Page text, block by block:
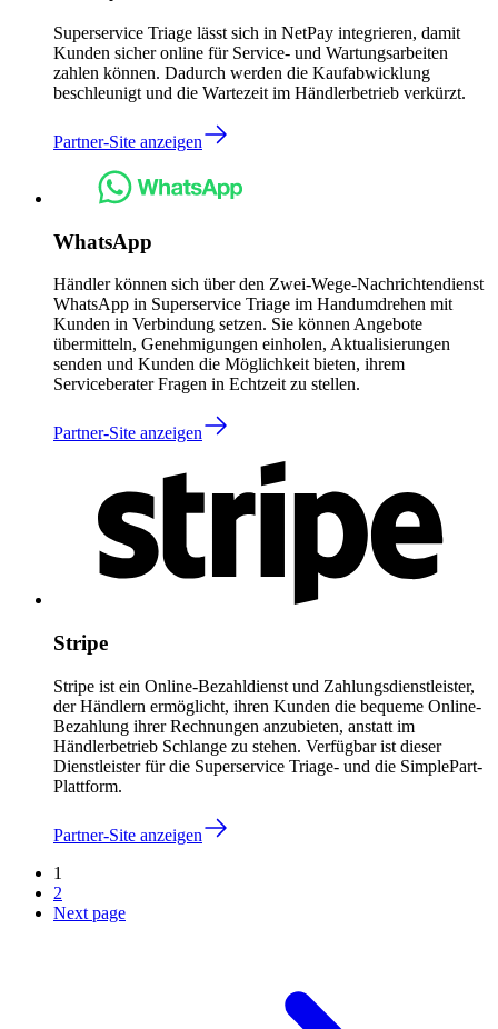
Superservice Triage lässt sich in NetPay integrieren, damit
Kunden sicher online für Service- und Wartungsarbeiten
zahlen können. Dadurch werden die Kaufabwicklung
beschleunigt und die Wartezeit im Händlerbetrieb verkürzt.
Partner-Site anzeigen
WhatsApp
Händler können sich über den Zwei-Wege-Nachrichtendienst
WhatsApp in Superservice Triage im Handumdrehen mit
Kunden in Verbindung setzen. Sie können Angebote
übermitteln, Genehmigungen einholen, Aktualisierungen
senden und Kunden die Möglichkeit bieten, ihrem
Serviceberater Fragen in Echtzeit zu stellen.
Partner-Site anzeigen
Stripe
Stripe ist ein Online-Bezahldienst und Zahlungsdienstleister,
der Händlern ermöglicht, ihren Kunden die bequeme Online-
Bezahlung ihrer Rechnungen anzubieten, anstatt im
Händlerbetrieb Schlange zu stehen. Verfügbar ist dieser
Dienstleister für die Superservice Triage- und die SimplePart-
Plattform.
Partner-Site anzeigen
1
2
Next page